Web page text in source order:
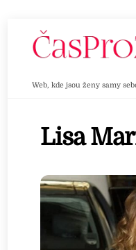
Web, kde jsou ženy samy
Lisa